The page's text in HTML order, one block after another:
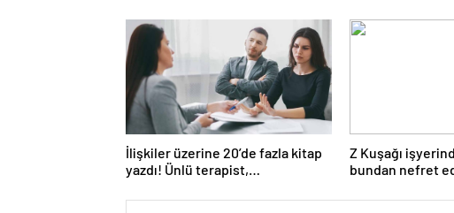
İlişkiler üzerine 20’de fazla kitap
yazdı! Ünlü terapist,
açıklıyor
Z Kuşağı
bundan nefret